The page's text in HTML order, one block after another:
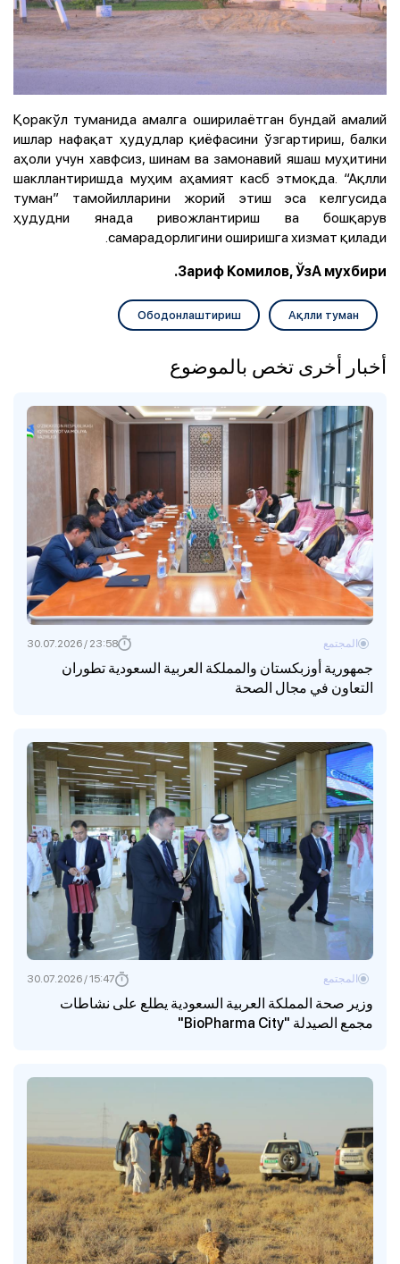
Қоракўл туманида амалга оширилаётган бундай амалий
ишлар нафақат ҳудудлар қиёфасини ўзгартириш, балки
аҳоли учун хавфсиз, шинам ва замонавий яшаш муҳитини
шакллантиришда муҳим аҳамият касб этмоқда. “Ақлли
туман” тамойилларини жорий этиш эса келгусида
ҳудудни янада ривожлантириш ва бошқарув
самарадорлигини оширишга хизмат қилади.
Зариф Комилов, ЎзА мухбири.
Ақлли туман
Ободонлаштириш
أخبار أخرى تخص بالموضوع
جمهورية أوزبكستان والمملكة العربية السعودية تطوران
التعاون في مجال الصحة
المجتمع 23:58 / 30.07.2026
وزير صحة المملكة العربية السعودية يطلع على نشاطات
مجمع الصيدلة "BioPharma City"
المجتمع 15:47 / 30.07.2026